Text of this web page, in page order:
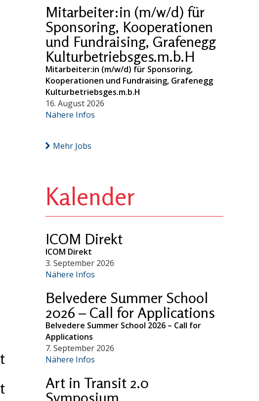
Mitarbeiter:in (m/w/d) für
Sponsoring, Kooperationen
und Fundraising, Grafenegg
Kulturbetriebsges.m.b.H
Mitarbeiter:in (m/w/d) für Sponsoring,
Kooperationen und Fundraising, Grafenegg
Kulturbetriebsges.m.b.H
16. August 2026
Nähere Infos
Mehr Jobs
Kalender
ICOM Direkt
ICOM Direkt
3. September 2026
Nähere Infos
Belvedere Summer School
2026 – Call for Applications
Belvedere Summer School 2026 – Call for
Applications
7. September 2026
Nähere Infos
Art in Transit 2.0
Symposium